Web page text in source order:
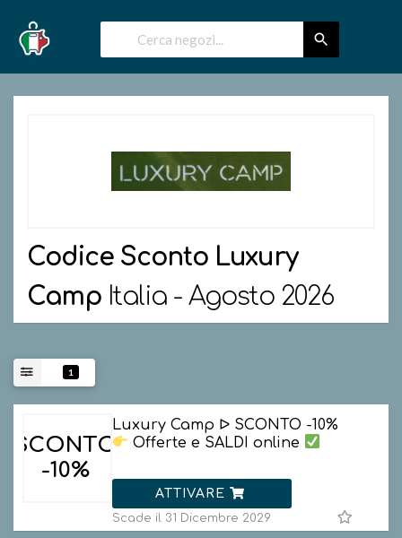
Codice Sconto Luxury
Camp Italia - Agosto 2026
1
SCONTO
-10%
Luxury Camp ᐅ SCONTO -10%
Offerte e SALDI online
ATTIVARE
Scade il 31 Dicembre 2029